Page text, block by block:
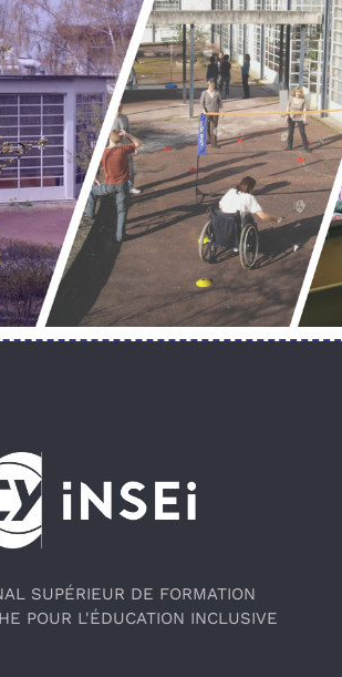
SUPÉRIEUR DE FORMATION
POUR L'ÉDUCATION INCLUSIVE